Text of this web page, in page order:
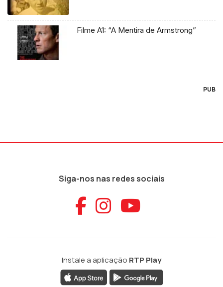
Filme A1: “A Mentira de Armstrong”
PUB
Siga-nos nas redes sociais
Aceder ao
Aceder ao
Aceder
Instale a aplicação RTP Play